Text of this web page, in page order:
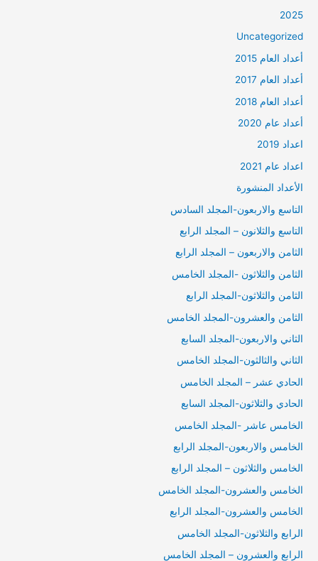
2025
Uncategorized
أعداد العام 2015
أعداد العام 2017
أعداد العام 2018
أعداد عام 2020
اعداد 2019
اعداد عام 2021
الأعداد المنشورة
التاسع والاربعون-المجلد السادس
التاسع والثلانون – المجلد الرابع
الثامن والاربعون – المجلد الرابع
الثامن والثلاثون -المجلد الخامس
الثامن والثلاثون-المجلد الرابع
الثامن والعشرون-المجلد الخامس
الثاني والاربعون-المجلد السابع
الثاني والثالثون-المجلد الخامس
الحادي عشر – المجلد الخامس
الحادي والثلاثون-المجلد السابع
الخامس عاشر -المجلد الخامس
الخامس والاربعون-المجلد الرابع
الخامس والثلاثون – المجلد الرابع
الخامس والعشرون-المجلد الخامس
الخامس والعشرون-المجلد الرابع
الرابع والثلاثون-المجلد الخامس
الرابع والعشرون – المجلد الخامس